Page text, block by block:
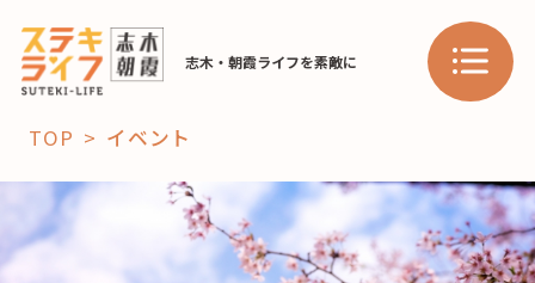
志木・朝霞ライフを素敵に
「コト」
子育て
暮らし
TOP イベント